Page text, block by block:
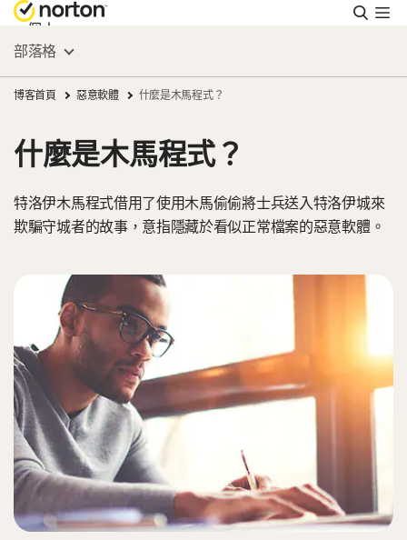
搜
尋
個人
Small Business
支援
免費試用
登入
部落格
博客首頁 惡意軟體 什麼是木馬程式？
什麼是木馬程式？
特洛伊木馬程式借用了使用木馬偷偷將士兵送入特洛伊城來
欺騙守城者的故事，意指隱藏於看似正常檔案的惡意軟體。